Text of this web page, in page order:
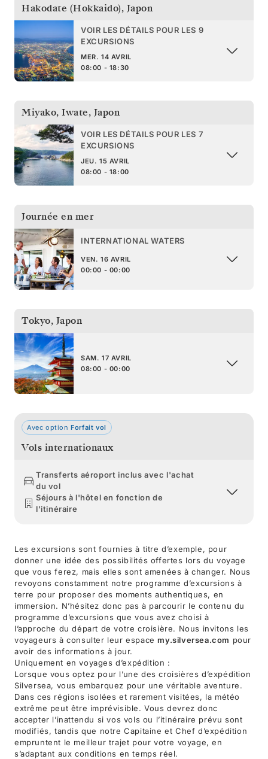
Hakodate (Hokkaido), Japon
VOIR LES DÉTAILS POUR LES 9
EXCURSIONS
MER. 14 AVRIL
08:00 - 18:30
Miyako, Iwate, Japon
VOIR LES DÉTAILS POUR LES 7
EXCURSIONS
JEU. 15 AVRIL
08:00 - 18:00
Journée en mer
INTERNATIONAL WATERS
VEN. 16 AVRIL
00:00 - 00:00
Tokyo, Japon
SAM. 17 AVRIL
08:00 - 00:00
Avec option Forfait vol
Vols internationaux
Transferts aéroport inclus avec l'achat
du vol
Séjours à l'hôtel en fonction de
l'itinéraire
Les excursions sont fournies à titre d’exemple, pour
donner une idée des possibilités offertes lors du voyage
que vous ferez, mais elles sont amenées à changer. Nous
revoyons constamment notre programme d’excursions à
terre pour proposer des moments authentiques, en
immersion. N’hésitez donc pas à parcourir le contenu du
programme d’excursions que vous avez choisi à
l’approche du départ de votre croisière. Nous invitons les
voyageurs à consulter leur espacemy.silversea.com pour
avoir des informations à jour.
Uniquement en voyages d’expédition :
Lorsque vous optez pour l’une des croisières d’expédition
Silversea, vous embarquez pour une véritable aventure.
Dans ces régions isolées et rarement visitées, la météo
extrême peut être imprévisible. Vous devrez donc
accepter l’inattendu si vos vols ou l’itinéraire prévu sont
modifiés, tandis que notre Capitaine et Chef d’expédition
empruntent le meilleur trajet pour votre voyage, en
s’adaptant aux conditions en temps réel.